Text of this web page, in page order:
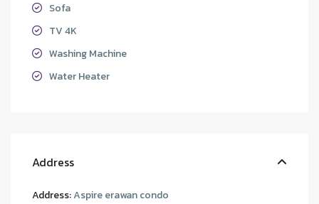
Sofa
TV 4K
Washing Machine
Water Heater
Address
Address:Aspire erawan condo